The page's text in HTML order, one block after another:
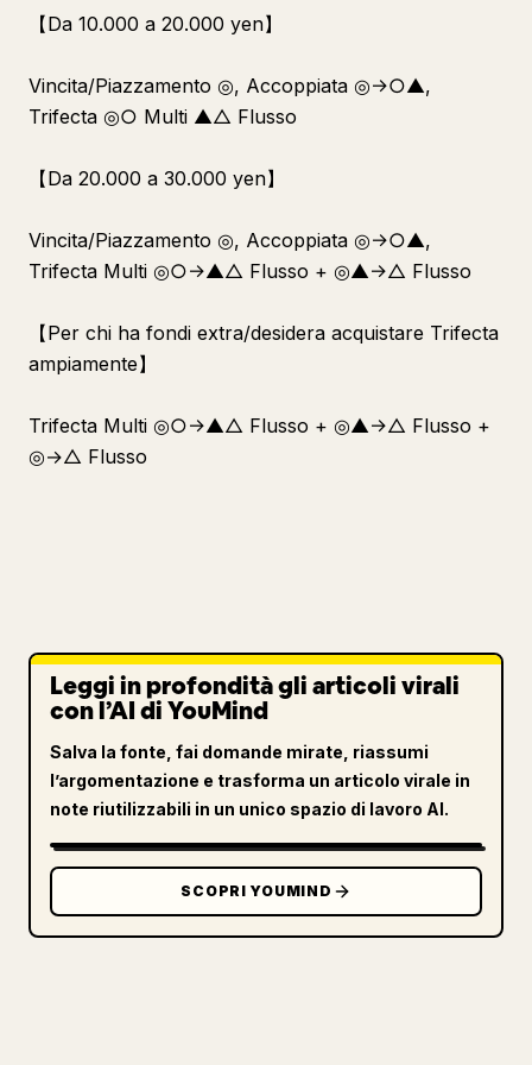
【Da 10.000 a 20.000 yen】
Vincita/Piazzamento ◎, Accoppiata ◎→○▲,
Trifecta ◎○ Multi ▲△ Flusso
【Da 20.000 a 30.000 yen】
Vincita/Piazzamento ◎, Accoppiata ◎→○▲,
Trifecta Multi ◎○→▲△ Flusso + ◎▲→△ Flusso
【Per chi ha fondi extra/desidera acquistare Trifecta
ampiamente】
Trifecta Multi ◎○→▲△ Flusso + ◎▲→△ Flusso +
◎→△ Flusso
Leggi in profondità gli articoli virali
con l’AI di YouMind
Salva la fonte, fai domande mirate, riassumi
l’argomentazione e trasforma un articolo virale in
note riutilizzabili in un unico spazio di lavoro AI.
SCOPRI YOUMIND